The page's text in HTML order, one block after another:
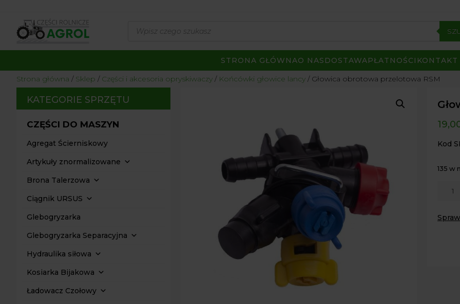
produktów
STRONA GŁÓWNAO NAS DOSTAWAPŁATNOŚCI KONTAKT
Strona główna / Sklep / Części i akcesoria opryskiwaczy / Końcówki głowice lancy / Głowica obrotowa przelotowa RSM
KATEGORIE SPRZĘTU
CZĘŚCI DO MASZYN
Agregat Ścierniskowy
Artykuły znormalizowane
Brona Talerzowa
Ciągnik URSUS
Glebogryzarka
Glebogryzarka Separacyjna
Hydraulika siłowa
Kosiarka Bijakowa
Ładowacz Czołowy
Kod
135 w